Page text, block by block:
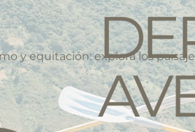
y equitación: explora los